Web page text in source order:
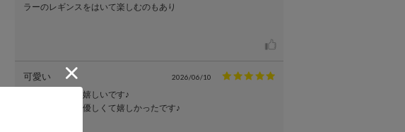
ラーのレギンスをはいて楽しむのもあり
可愛い 2026/06/10
可愛くてすごく嬉しいです♪
佐川のおじさん優しくて嬉しかったです♪